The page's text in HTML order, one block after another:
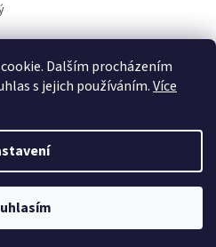
Dalším procházením
s jejich používáním.Více
Shoptet